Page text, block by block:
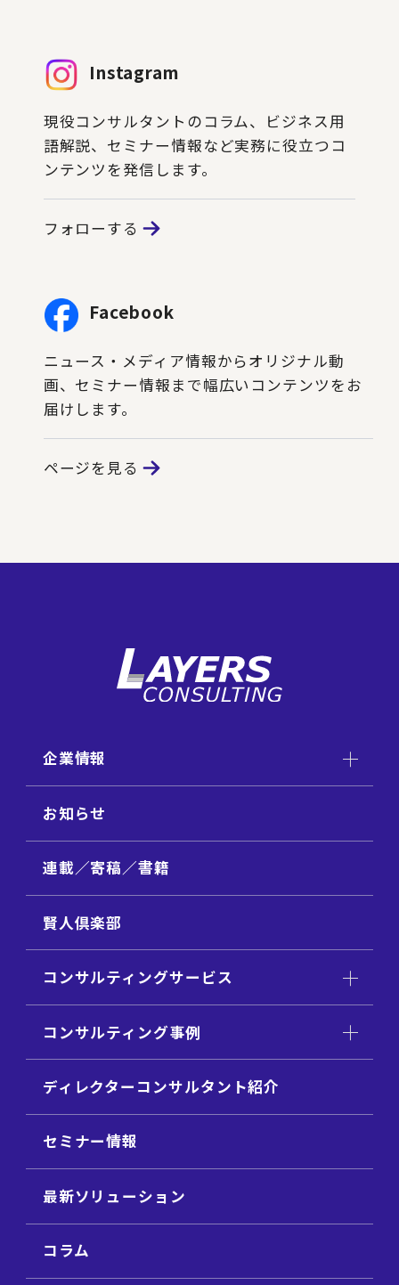
Instagram
現役コンサルタントのコラム、ビジネス用
語解説、セミナー情報など実務に役立つコ
ンテンツを発信します。
フォローする
Facebook
ニュース・メディア情報からオリジナル動
画、セミナー情報まで幅広いコンテンツをお
届けします。
ページを見る
企業情報
お知らせ
連載／寄稿／書籍
賢人倶楽部
コンサルティングサービス
コンサルティング事例
ディレクターコンサルタント紹介
セミナー情報
最新ソリューション
コラム